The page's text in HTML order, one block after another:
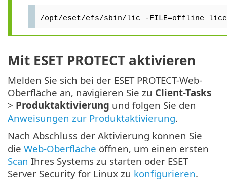
/opt/eset/efs/sbin/lic -
Mit ESET PROTECT aktivieren
Melden Sie sich bei der ESET PROTECT-Web-
Oberfläche an, navigieren Sie zu Client-Tasks
> Produktaktivierung und folgen Sie den
Anweisungen zur Produktaktivierung.
Nach Abschluss der Aktivierung können Sie
die Web-Oberfläche öffnen, um einen ersten
Scan Ihres Systems zu starten oder ESET
Server Security for Linux zu konfigurieren.